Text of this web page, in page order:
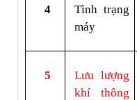
4
Tình trạng
máy
5
Lưu lượng
khí thông